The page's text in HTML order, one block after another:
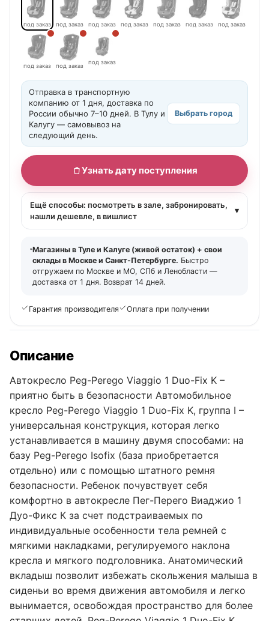
под заказ под заказ под заказ под заказ под заказ под заказ под заказ
под заказ под заказ под заказ
Отправка в транспортную
компанию от 1 дня, доставка по
России обычно 7–10 дней. В Тулу и
Калугу — самовывоз на
следующий день.
Выбрать город
Узнать дату поступления
Ещё способы: посмотреть в зале, забронировать,
нашли дешевле, в вишлист
▾
Магазины в Туле и Калуге (живой остаток) + свои
склады в Москве и Санкт-Петербурге. Быстро
отгружаем по Москве и МО, СПб и Ленобласти —
доставка от 1 дня. Возврат 14 дней.
Гарантия производителя Оплата при получении
Описание
Автокресло Peg-Perego Viaggio 1 Duo-Fix K –
приятно быть в безопасности Автомобильное
кресло Peg-Perego Viaggio 1 Duo-Fix K, группа I –
универсальная конструкция, которая легко
устанавливается в машину двумя способами: на
базу Peg-Perego Isofix (база приобретается
отдельно) или с помощью штатного ремня
безопасности. Ребенок почувствует себя
комфортно в автокресле Пег-Перего Виаджио 1
Дуо-Фикс К за счет подстраиваемых по
индивидуальные особенности тела ремней с
мягкими накладками, регулируемого наклона
кресла и мягкого подголовника. Анатомический
вкладыш позволит избежать скольжения малыша в
сиденьи во время движения автомобиля и легко
вынимается, освобождая пространство для более